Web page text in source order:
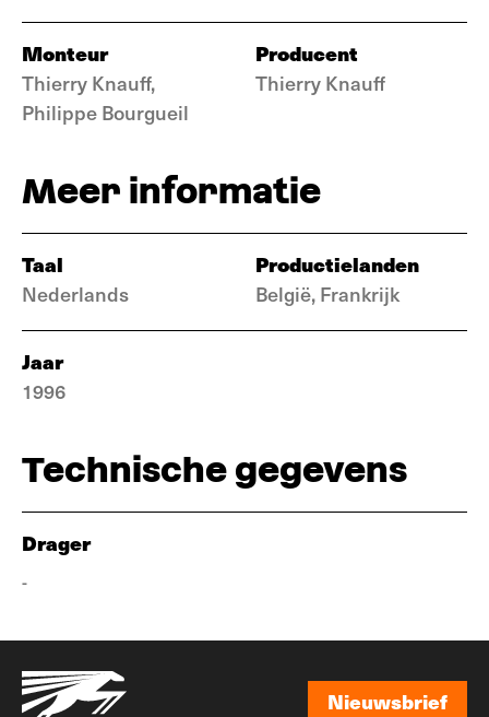
Monteur
Thierry Knauff,
Philippe Bourgueil
Producent
Thierry Knauff
Meer informatie
Taal
Nederlands
Productielanden
België, Frankrijk
Jaar
1996
Technische gegevens
Drager
-
Nieuwsbrief